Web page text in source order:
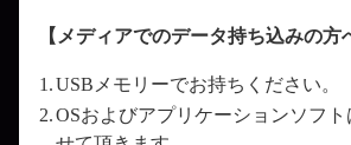
【メディアでのデータ持ち込みの方
1.USBメモリーでお持ちください。
2.OSおよびアプリケーションソフト